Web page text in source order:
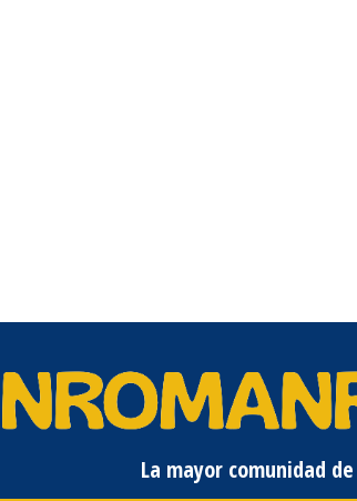
La mayor comunidad